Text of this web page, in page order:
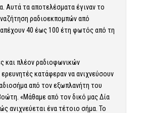
Αυτά τα αποτελέσματα έγιναν το
ραδιοεκπομπών από
40 έως 100 έτη φωτός από τη
και πλέον ραδιοφωνικών
κατάφεραν να ανιχνεύσουν
από τον εξωπλανήτη του
«Μάθαμε από τον δικό μας Δία
ανιχνεύεται ένα τέτοιο σήμα. Το